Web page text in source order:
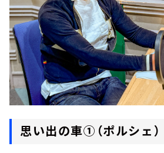
思い出の車①（ポルシェ）